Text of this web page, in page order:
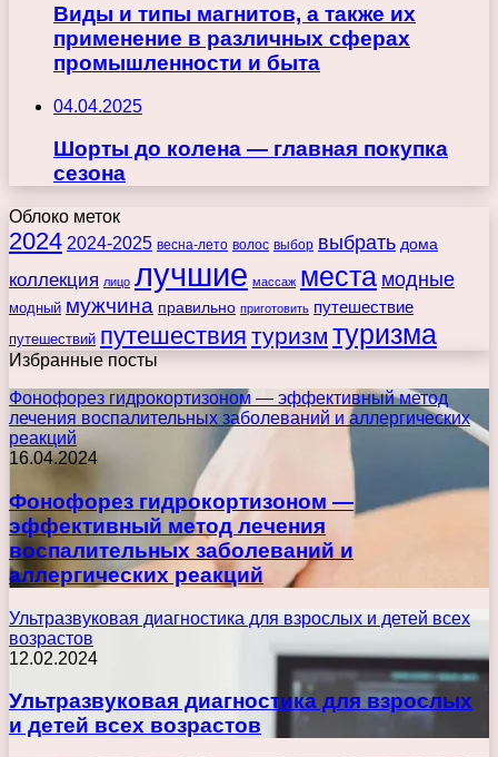
Виды и типы магнитов, а также их
применение в различных сферах
промышленности и быта
04.04.2025
Шорты до колена — главная покупка
сезона
Облоко меток
2024 2024-2025 весна-лето волос выбор выбрать дома
коллекция лицо лучшие массаж места модные
модный мужчина правильно приготовить путешествие
путешествий путешествия туризм туризма
Избранные посты
Фонофорез гидрокортизоном — эффективный метод
лечения воспалительных заболеваний и аллергических
реакций
16.04.2024
Фонофорез гидрокортизоном —
эффективный метод лечения
воспалительных заболеваний и
аллергических реакций
Ультразвуковая диагностика для взрослых и детей всех
возрастов
12.02.2024
Ультразвуковая диагностика для взрослых
и детей всех возрастов